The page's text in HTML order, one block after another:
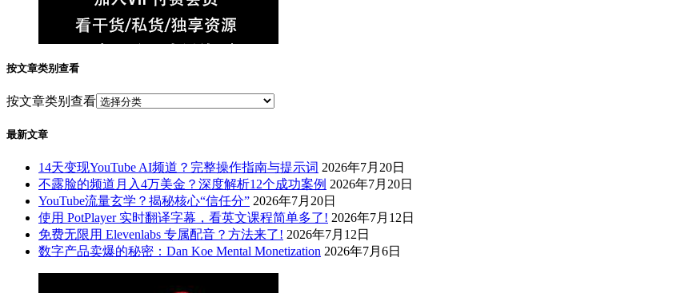
按文章类别查看
按文章类别查看
最新文章
14天变现YouTube AI频道？完整操作指南与提示词 2026年7月20日
不露脸的频道月入4万美金？深度解析12个成功案例 2026年7月20日
YouTube流量玄学？揭秘核心“信任分” 2026年7月20日
使用 PotPlayer 实时翻译字幕，看英文课程简单多了! 2026年7月12日
免费无限用 Elevenlabs 专属配音？方法来了! 2026年7月12日
数字产品卖爆的秘密：Dan Koe Mental Monetization 2026年7月6日